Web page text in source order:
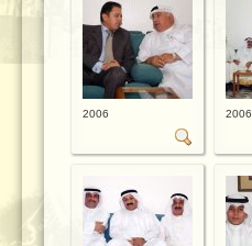
2006 2006